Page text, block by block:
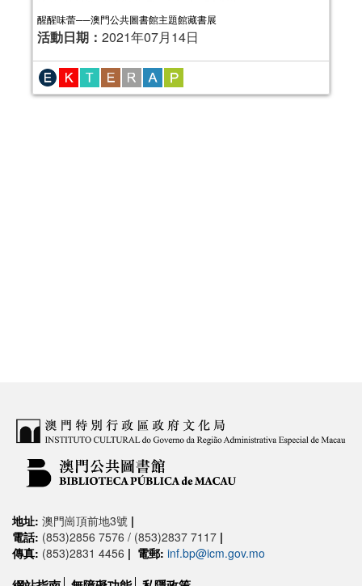
醒醒味蕾──澳門公共圖書館主題館藏書展
活動日期： 2021年07月14日
地址: 澳門崗頂前地3號 |
電話: (853)2856 7576 / (853)2837 7117 |
傳真: (853)2831 4456 | 電郵: inf.bp@icm.gov.mo